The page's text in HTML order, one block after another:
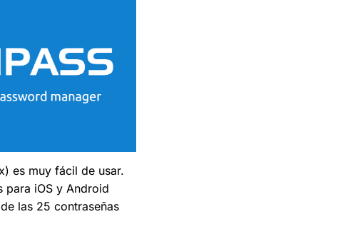
es muy fácil de usar.
para iOS y Android
las 25 contraseñas